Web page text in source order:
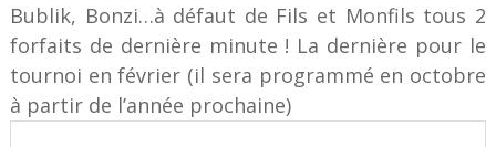
Bublik, Bonzi…à défaut de Fils et Monfils tous 2
forfaits de dernière minute ! La dernière pour le
tournoi en février (il sera programmé en octobre
à partir de l’année prochaine)